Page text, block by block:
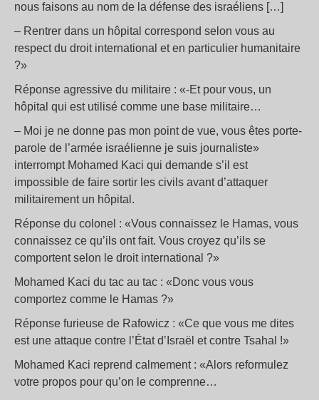
nous faisons au nom de la défense des israéliens […]
– Rentrer dans un hôpital correspond selon vous au
respect du droit international et en particulier humanitaire
?»
Réponse agressive du militaire : «-Et pour vous, un
hôpital qui est utilisé comme une base militaire…
– Moi je ne donne pas mon point de vue, vous êtes porte-
parole de l’armée israélienne je suis journaliste»
interrompt Mohamed Kaci qui demande s’il est
impossible de faire sortir les civils avant d’attaquer
militairement un hôpital.
Réponse du colonel : «Vous connaissez le Hamas, vous
connaissez ce qu’ils ont fait. Vous croyez qu’ils se
comportent selon le droit international ?»
Mohamed Kaci du tac au tac : «Donc vous vous
comportez comme le Hamas ?»
Réponse furieuse de Rafowicz : «Ce que vous me dites
est une attaque contre l’État d’Israël et contre Tsahal !»
Mohamed Kaci reprend calmement : «Alors reformulez
votre propos pour qu’on le comprenne…